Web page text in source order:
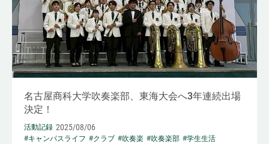
名古屋商科大学吹奏楽部、東海大会へ3年連続出場
決定！
活動記録 2025/08/06
#キャンパスライフ #クラブ #吹奏楽 #吹奏楽部 #学生生活